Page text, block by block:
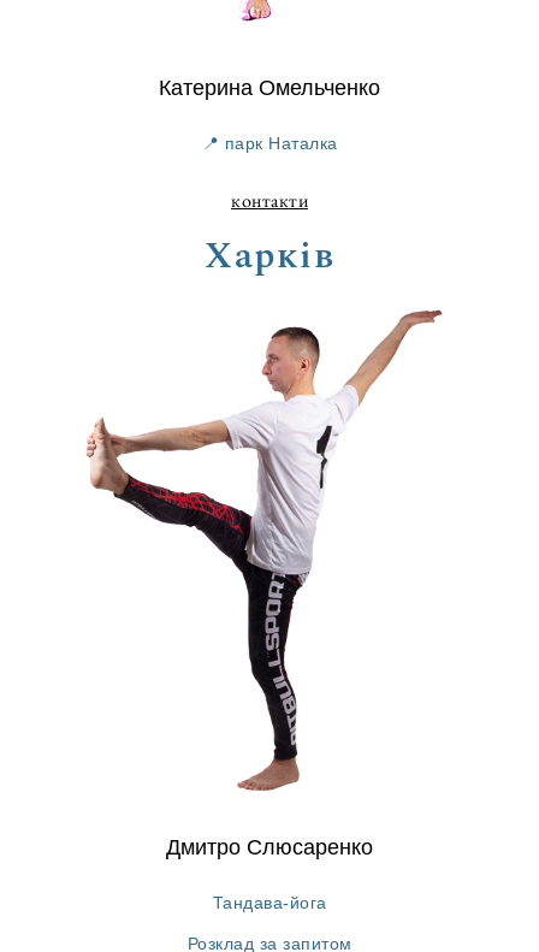
Катерина Омельченко
📍 парк Наталка
контакти
Харків
Дмитро Слюсаренко
Тандава-йога
Розклад за запитом